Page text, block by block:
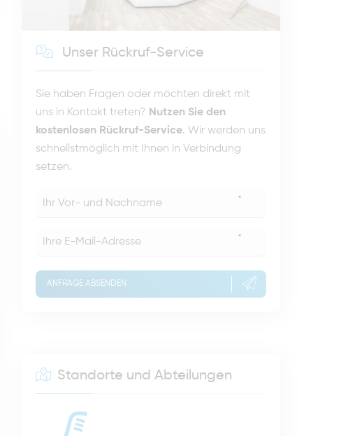
Unser Rückruf-Service
Sie haben Fragen oder möchten direkt mit
uns in Kontakt treten? Nutzen Sie den
kostenlosen Rückruf-Service. Wir werden uns
schnellstmöglich mit Ihnen in Verbindung
setzen.
*
*
ANFRAGE ABSENDEN
Standorte und Abteilungen